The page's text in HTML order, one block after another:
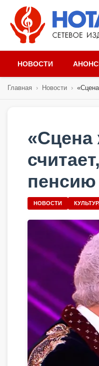
НОВОСТИ
Главная › Новости ›
«Сцена
пенсию
НОВОСТИ